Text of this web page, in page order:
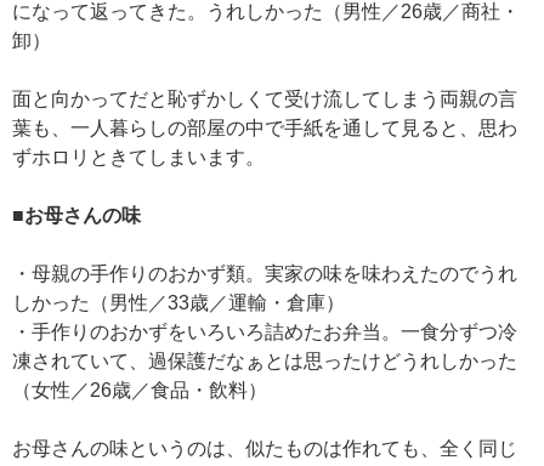
になって返ってきた。うれしかった（男性／26歳／商社・
卸）
面と向かってだと恥ずかしくて受け流してしまう両親の言
葉も、一人暮らしの部屋の中で手紙を通して見ると、思わ
ずホロリときてしまいます。
■お母さんの味
・母親の手作りのおかず類。実家の味を味わえたのでうれ
しかった（男性／33歳／運輸・倉庫）
・手作りのおかずをいろいろ詰めたお弁当。一食分ずつ冷
凍されていて、過保護だなぁとは思ったけどうれしかった
（女性／26歳／食品・飲料）
お母さんの味というのは、似たものは作れても、全く同じ